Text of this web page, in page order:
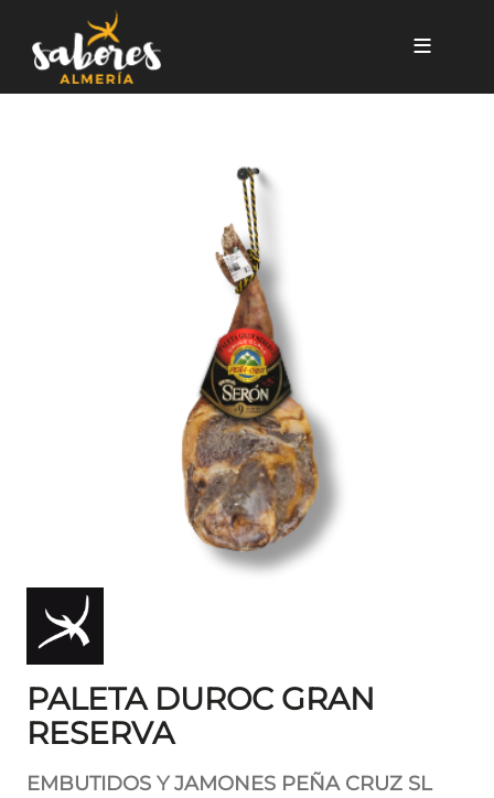
Paleta Duroc Gran Reserva
PALETA DUROC GRAN
RESERVA
EMBUTIDOS Y JAMONES PEÑA CRUZ SL